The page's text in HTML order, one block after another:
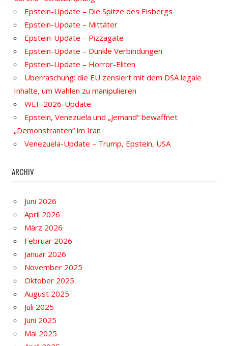
Epstein-Update – Die Spitze des Eisbergs
Epstein-Update – Mittäter
Epstein-Update – Pizzagate
Epstein-Update – Dunkle Verbindungen
Epstein-Update – Horror-Eliten
Überraschung: die EU zensiert mit dem DSA legale
Inhalte, um Wahlen zu manipulieren
WEF-2026-Update
Epstein, Venezuela und „Jemand“ bewaffnet
„Demonstranten“ im Iran
Venezuela-Update – Trump, Epstein, USA
ARCHIV
Juni 2026
April 2026
März 2026
Februar 2026
Januar 2026
November 2025
Oktober 2025
August 2025
Juli 2025
Juni 2025
Mai 2025